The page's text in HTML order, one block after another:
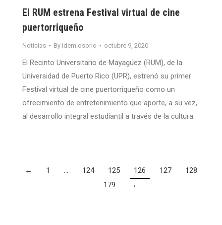
El RUM estrena Festival virtual de cine
puertorriqueño
Noticias By idem.osorio octubre 9, 2020
El Recinto Universitario de Mayagüez (RUM), de la
Universidad de Puerto Rico (UPR), estrenó su primer
Festival virtual de cine puertorriqueño como un
ofrecimiento de entretenimiento que aporte, a su vez,
al desarrollo integral estudiantil a través de la cultura.
← 1 … 124 125 126 127
128
…
179 →